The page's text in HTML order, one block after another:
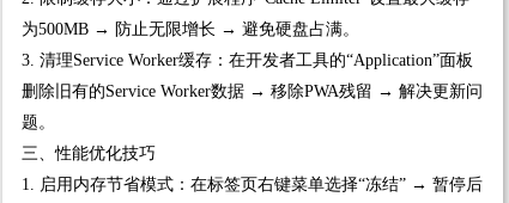
为500MB → 防止无限增长 → 避免硬盘占满。
3. 清理Service Worker缓存：在开发者工具的“Application”面板
删除旧有的Service Worker数据 → 移除PWA残留 → 解决更新问
题。
三、性能优化技巧
1. 启用内存节省模式：在标签页右键菜单选择“冻结” → 暂停后